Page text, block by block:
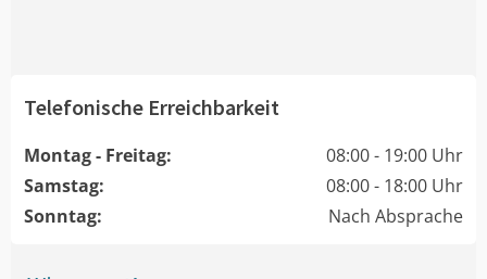
Telefonische Erreichbarkeit
Montag - Freitag:
08:00 - 19:00 Uhr
Samstag:
08:00 - 18:00 Uhr
Sonntag:
Nach Absprache